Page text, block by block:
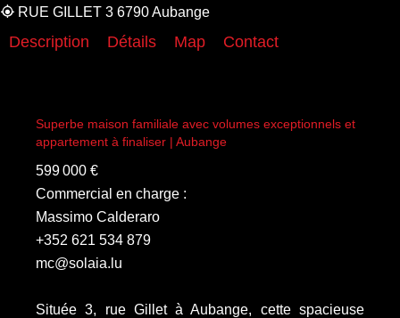
RUE GILLET 3 6790 Aubange
Description Détails Map Contact
Superbe maison familiale avec volumes exceptionnels et
appartement à finaliser | Aubange
599 000 €
Commercial en charge :
Massimo Calderaro
+352 621 534 879
mc@solaia.lu
Située 3, rue Gillet à Aubange, cette spacieuse